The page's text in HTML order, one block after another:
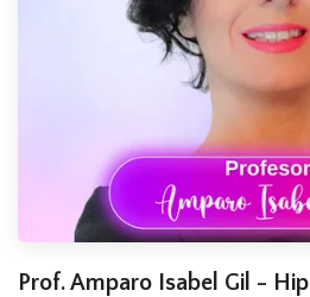
Prof. Amparo Isabel Gil -